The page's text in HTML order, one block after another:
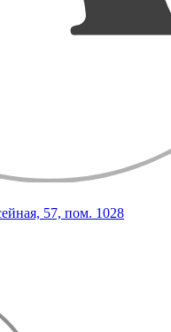
57, пом. 1028